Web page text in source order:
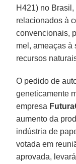
H421) no
relacionados à
convencionais,
mel, ameaças à
recursos
O pedido de
geneticamente
empresa
aumento da
indústria de
votada em
aprovada,